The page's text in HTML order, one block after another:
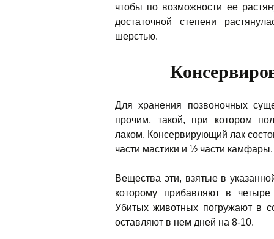
чтобы по возможности ее
достаточной степени
шерстью.
Для хранения позвоночных
прочим, такой, при котором
лаком. Консервирующий лак
части мастики и ½ части камфары.
Вещества эти, взятые в
которому прибавляют в
Убитых животных погружают в
оставляют в нем дней на 8-10.